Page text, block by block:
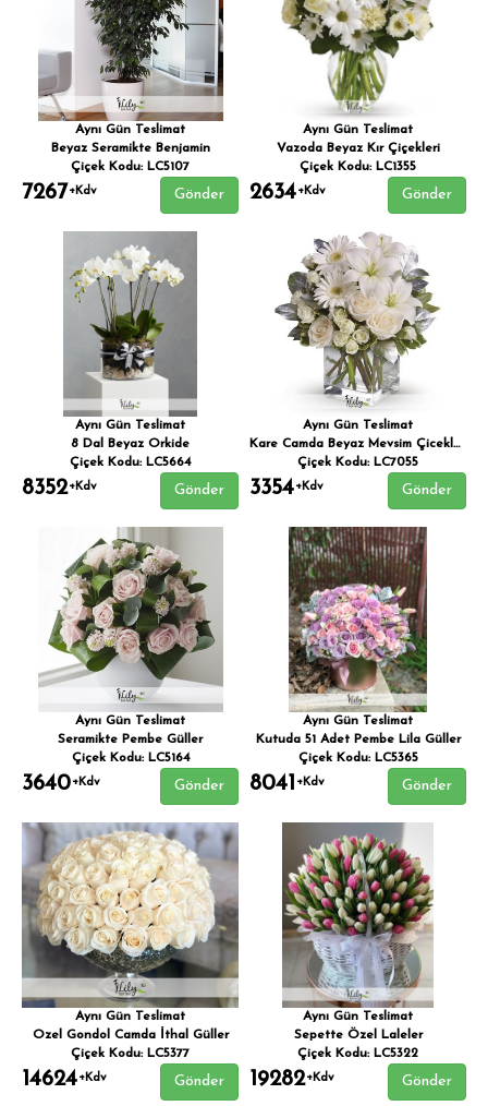
Aynı Gün Teslimat
Beyaz Seramikte Benjamin
Çiçek Kodu: LC5107
7267+Kdv Gönder
Aynı Gün Teslimat
Vazoda Beyaz Kır Çiçekleri
Çiçek Kodu: LC1355
2634+Kdv Gönder
Aynı Gün Teslimat
8 Dal Beyaz Orkide
Çiçek Kodu: LC5664
8352+Kdv Gönder
Aynı Gün Teslimat
Kare Camda Beyaz Mevsim Çicekleri
Çiçek Kodu: LC7055
3354+Kdv Gönder
Aynı Gün Teslimat
Seramikte Pembe Güller
Çiçek Kodu: LC5164
3640+Kdv Gönder
Aynı Gün Teslimat
Kutuda 51 Adet Pembe Lila Güller
Çiçek Kodu: LC5365
8041 +Kdv Gönder
Aynı Gün Teslimat
Ozel Gondol Camda İthal Güller
Çiçek Kodu: LC5377
14624+Kdv Gönder
Aynı Gün Teslimat
Sepette Özel Laleler
Çiçek Kodu: LC5322
19282+Kdv Gönder